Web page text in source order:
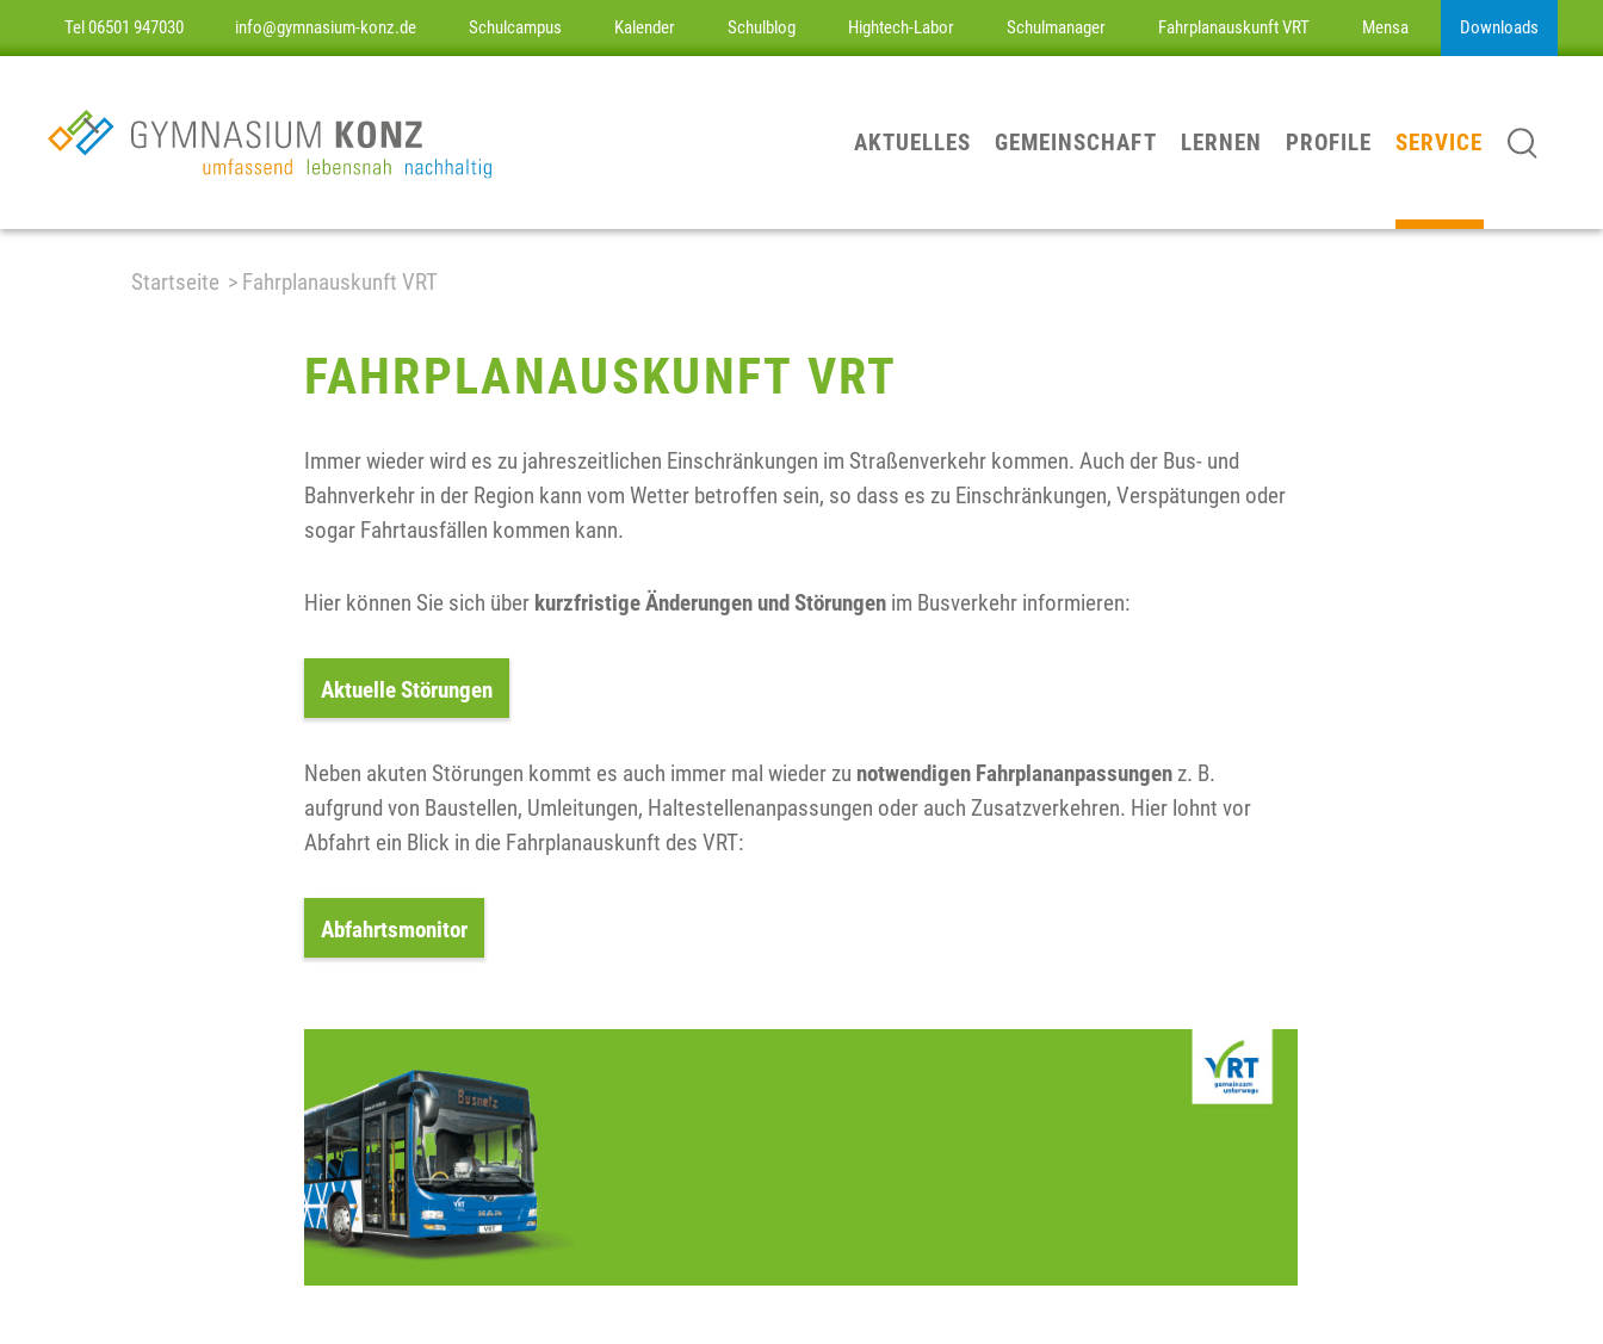
Tel 06501 947030 info@gymnasium-konz.de Schulcampus Kalender Schulblog Hightech-Labor Schulmanager Fahrplanauskunft VRT Mensa Downloads
AKTUELLES GEMEINSCHAFT LERNEN PROFILE SERVICE
Startseite Fahrplanauskunft VRT
FAHRPLANAUSKUNFT VRT
Immer wieder wird es zu jahreszeitlichen Einschränkungen im Straßenverkehr kommen. Auch der Bus- und
Bahnverkehr in der Region kann vom Wetter betroffen sein, so dass es zu Einschränkungen, Verspätungen oder
sogar Fahrtausfällen kommen kann.
Hier können Sie sich über kurzfristige Änderungen und Störungen im Busverkehr informieren:
Aktuelle Störungen
Neben akuten Störungen kommt es auch immer mal wieder zu notwendigen Fahrplananpassungen z. B.
aufgrund von Baustellen, Umleitungen, Haltestellenanpassungen oder auch Zusatzverkehren. Hier lohnt vor
Abfahrt ein Blick in die Fahrplanauskunft des VRT:
Abfahrtsmonitor